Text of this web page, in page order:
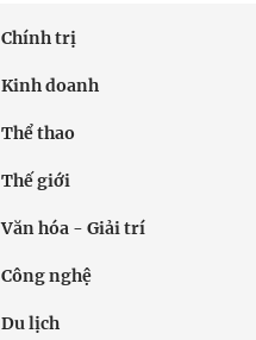
Chính trị
Kinh doanh
Thể thao
Thế giới
Văn hóa - Giải trí
Công nghệ
Du lịch